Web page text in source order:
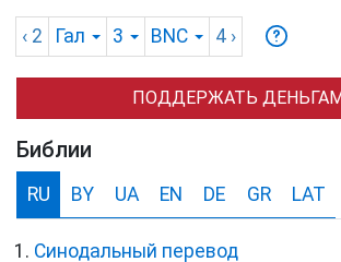
‹ 2 Гал 3 BNC 4 ›
ПОДДЕРЖАТЬ
Библии
RU BY UA EN DE GR LAT
Синодальный перевод